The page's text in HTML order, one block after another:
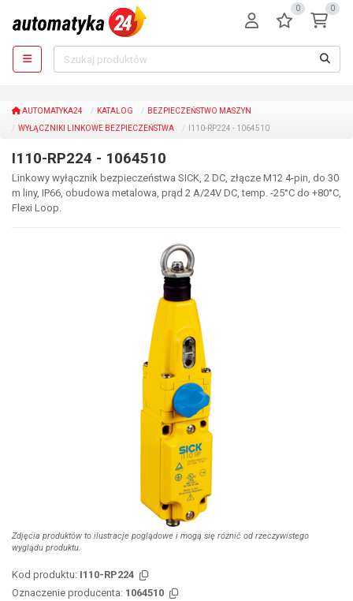
0 0
AUTOMATYKA24 KATALOG
BEZPIECZEŃSTWO MASZYN
WYŁĄCZNIKI LINKOWE BEZPIECZEŃSTWA
I110-RP224 - 1064510
I110-RP224 - 1064510
Linkowy wyłącznik bezpieczeństwa SICK, 2 DC, złącze M12 4-pin, do 30
m liny, IP66, obudowa metalowa, prąd 2 A/24V DC, temp. -25°C do +80°C,
Flexi Loop.
Zdjęcia produktów to ilustracje poglądowe i mogą się różnić od rzeczywistego
wyglądu produktu.
Kod produktu: I110-RP224
Oznaczenie producenta: 1064510